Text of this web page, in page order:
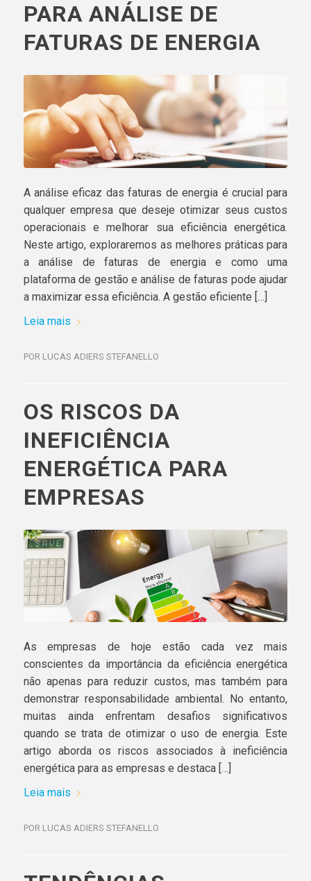
PARA ANÁLISE DE
FATURAS DE ENERGIA
A análise eficaz das faturas de energia é crucial para
qualquer empresa que deseje otimizar seus custos
operacionais e melhorar sua eficiência energética.
Neste artigo, exploraremos as melhores práticas para
a análise de faturas de energia e como uma
plataforma de gestão e análise de faturas pode ajudar
a maximizar essa eficiência. A gestão eficiente […]
Leia mais
POR LUCAS ADIERS STEFANELLO
OS RISCOS DA
INEFICIÊNCIA
ENERGÉTICA PARA
EMPRESAS
As empresas de hoje estão cada vez mais
conscientes da importância da eficiência energética
não apenas para reduzir custos, mas também para
demonstrar responsabilidade ambiental. No entanto,
muitas ainda enfrentam desafios significativos
quando se trata de otimizar o uso de energia. Este
artigo aborda os riscos associados à ineficiência
energética para as empresas e destaca […]
Leia mais
POR LUCAS ADIERS STEFANELLO